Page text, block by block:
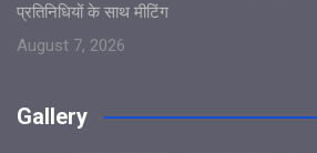
प्रतिनिधियों के साथ मीटिंग
August 7, 2026
Gallery